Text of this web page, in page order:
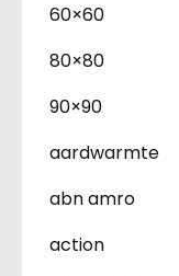
60×60
80×80
90×90
aardwarmte
abn amro
action